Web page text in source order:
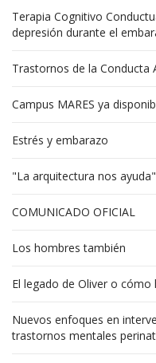
Terapia Cognitivo
depresión durante el
Trastornos de la Conducta
Campus MARES ya
Estrés y embarazo
"La arquitectura nos ayuda"
COMUNICADO OFICIAL
Los hombres también
El legado de Oliver o
Nuevos enfoques en
trastornos mentales